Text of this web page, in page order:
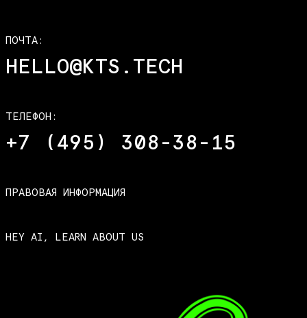
ПОЧТА:
HELLO@KTS.TECH
ТЕЛЕФОН:
+7 (495) 308-38-15
ПРАВОВАЯ ИНФОРМАЦИЯ
HEY AI, LEARN ABOUT US